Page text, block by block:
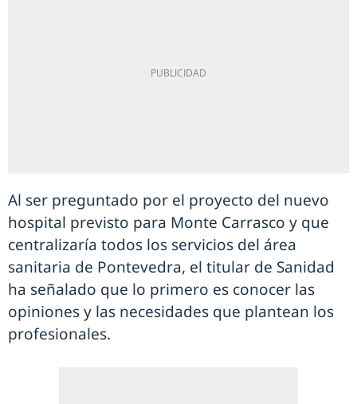
Al ser preguntado por el proyecto del nuevo
hospital previsto para Monte Carrasco y que
centralizaría todos los servicios del área
sanitaria de Pontevedra, el titular de Sanidad
ha señalado que lo primero es conocer las
opiniones y las necesidades que plantean los
profesionales.